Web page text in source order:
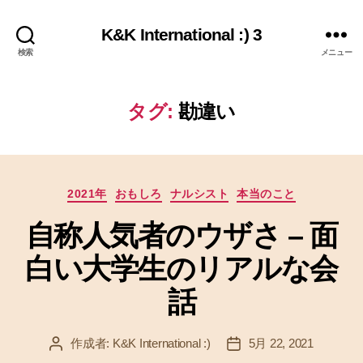
検索
K&K International :) 3
メニュー
タグ: 勘違い
カ
ゴ
リ
ー
2021年 おもしろ ナルシスト 本当のこと
自称人気者のウザさ – 面
白い大学生のリアルな会
話
投 作成者: K&K International :)
投
5月 22, 2021